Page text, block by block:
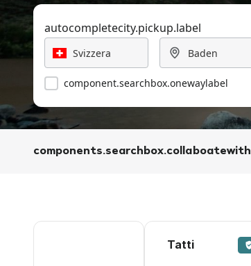
autocompletecity.pickup.label
component.searchbox.onewaylabel
components.searchbox.collaboatewith
Tatti